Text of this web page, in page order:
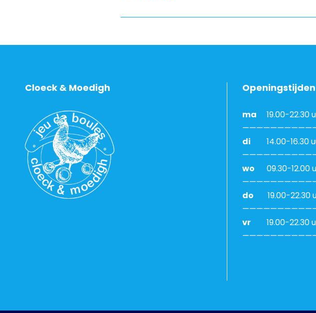
Cloeck & Moedigh Openingstijden
ma 19.00-22.30
di 14.00-16.30
wo 09.30-12.00
do 19.00-22.30
vr19.00-22.30